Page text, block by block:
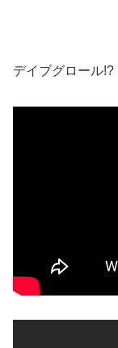
デイブグロール!?